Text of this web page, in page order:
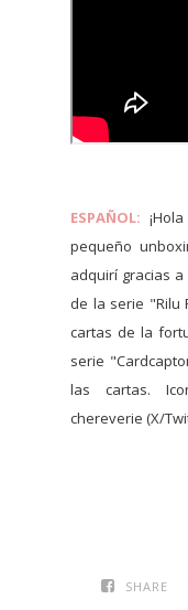
ESPAÑOL:
pequeño
adquirí gracias
de la serie "Rilu
cartas de la
serie
las cartas.
chereverie (X/
SHARE